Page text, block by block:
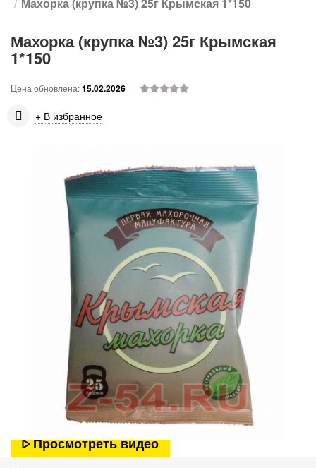
Махорка (крупка №3) 25г Крымская
1*150
Цена обновлена:15.02.2026
Просмотреть видео